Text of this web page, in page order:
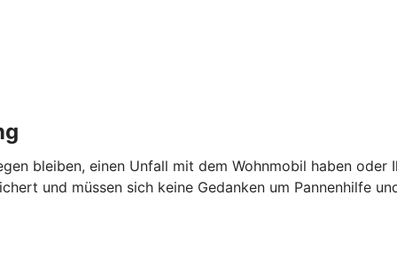
bleiben, einen Unfall mit dem Wohnmobil haben
und müssen sich keine Gedanken um Pannenhilfe